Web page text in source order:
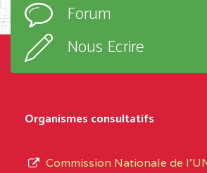
d’enseignement,
type
Forum
Nous Ecrire
Organismes consultatifs
Commission Nationale de